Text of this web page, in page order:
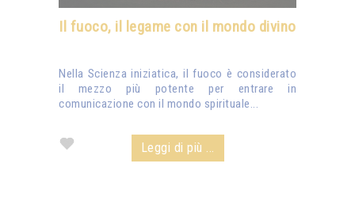
Il fuoco, il legame con il mondo divino
Nella Scienza iniziatica, il fuoco è considerato
il mezzo più potente per entrare in
comunicazione con il mondo spirituale...
Leggi di più ...